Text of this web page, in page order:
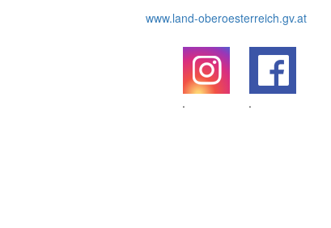
www.land-oberoesterreich.gv.at
.
.